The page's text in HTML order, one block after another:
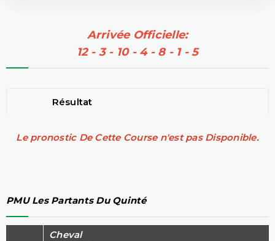
Arrivée Officielle:
12 - 3 - 10 - 4 - 8 - 1 - 5
Résultat
Le pronostic De Cette Course n'est pas Disponible.
PMU Les Partants Du Quinté
Cheval